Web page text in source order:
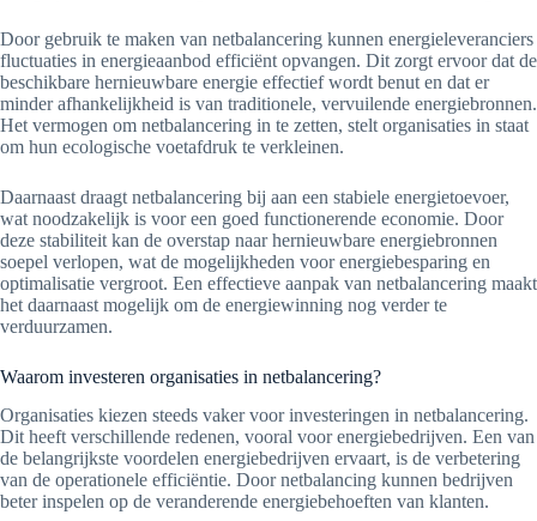
Door gebruik te maken van netbalancering kunnen energieleveranciers
fluctuaties in energieaanbod efficiënt opvangen. Dit zorgt ervoor dat de
beschikbare hernieuwbare energie effectief wordt benut en dat er
minder afhankelijkheid is van traditionele, vervuilende energiebronnen.
Het vermogen om netbalancering in te zetten, stelt organisaties in staat
om hun ecologische voetafdruk te verkleinen.
Daarnaast draagt netbalancering bij aan een stabiele energietoevoer,
wat noodzakelijk is voor een goed functionerende economie. Door
deze stabiliteit kan de overstap naar hernieuwbare energiebronnen
soepel verlopen, wat de mogelijkheden voor energiebesparing en
optimalisatie vergroot. Een effectieve aanpak van netbalancering maakt
het daarnaast mogelijk om de energiewinning nog verder te
verduurzamen.
Waarom investeren organisaties in netbalancering?
Organisaties kiezen steeds vaker voor investeringen in netbalancering.
Dit heeft verschillende redenen, vooral voor energiebedrijven. Een van
de belangrijkste voordelen energiebedrijven ervaart, is de verbetering
van de operationele efficiëntie. Door netbalancing kunnen bedrijven
beter inspelen op de veranderende energiebehoeften van klanten.